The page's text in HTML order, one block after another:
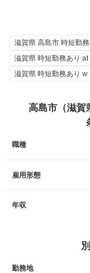
滋賀県 高島市 時短勤
滋賀県 時短勤務あり at
滋賀県 時短勤務あり w
高島市（滋賀
職種
雇用形態
年収
勤務地